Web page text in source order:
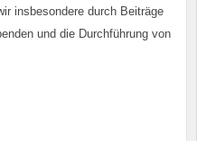
insbesondere durch Beiträge
und die Durchführung von